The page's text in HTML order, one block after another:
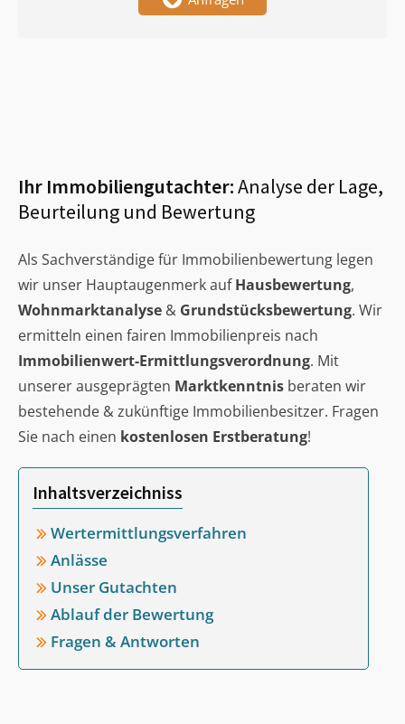
Ihr Immobiliengutachter:Analyse der Lage,
Beurteilung und Bewertung
Als Sachverständige für Immobilienbewertung legen
wir unser Hauptaugenmerk aufHausbewertung,
Wohnmarktanalyse & Grundstücksbewertung. Wir
ermitteln einen fairen Immobilienpreis nach
Immobilienwert-Ermittlungsverordnung. Mit
unserer ausgeprägten Marktkenntnis beraten wir
bestehende & zukünftige Immobilienbesitzer. Fragen
Sie nach einen kostenlosen Erstberatung!
Inhaltsverzeichniss
Wertermittlungsverfahren
Anlässe
Unser Gutachten
Ablauf der Bewertung
Fragen & Antworten